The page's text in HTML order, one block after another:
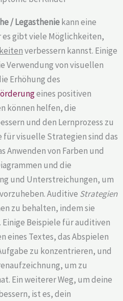
/ Legastheniekann eine
gibt viele Möglichkeiten,
verbessern kannst. Einige
Verwendung von visuellen
Erhöhung des
eines positiven
können helfen, die
und den Lernprozess zu
visuelle Strategien sind das
Anwenden von Farben und
und die
und Unterstreichungen, um
Auditive Strategien
zu behalten, indem sie
Beispiele für auditiven
eines Textes, das Abspielen
zu konzentrieren, und
um zu
Ein weiterer Weg, um deine
ist es, dein